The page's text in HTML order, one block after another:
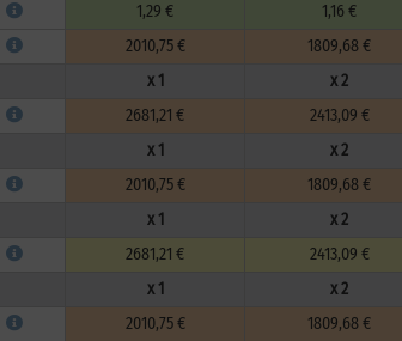
1,29 € 1,16 €
2010,75 € 1809,68 €
x 1 x 2
2681,21 € 2413,09 €
x 1 x 2
2010,75 € 1809,68 €
x 1 x 2
2681,21 € 2413,09 €
x 1 x 2
2010,75 € 1809,68 €